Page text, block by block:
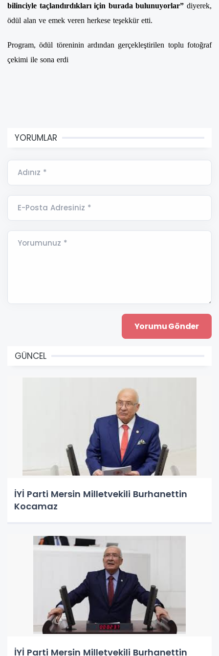
bilinciyle taçlandırdıkları için burada bulunuyorlar” diyerek,
ödül alan ve emek veren herkese teşekkür etti.
Program, ödül töreninin ardından gerçekleştirilen toplu fotoğraf
çekimi ile sona erdi
YORUMLAR
Adınız *
E-Posta Adresiniz *
Yorumunuz *
GÜNCEL
İYİ Parti Mersin Milletvekili Burhanettin
Kocamaz
İYİ Parti Mersin Milletvekili Burhanettin